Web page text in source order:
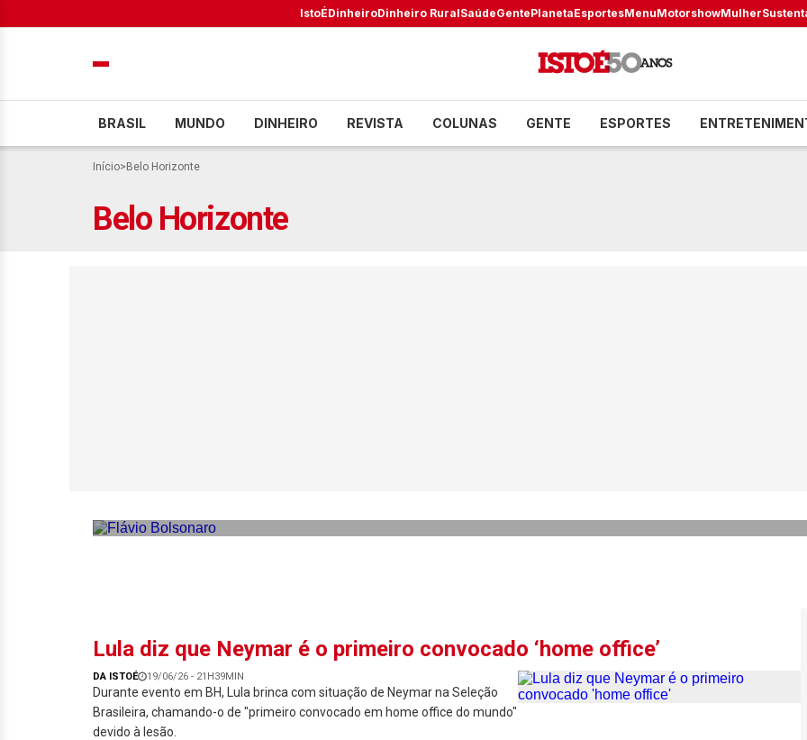
IstoÉDinheiroDinheiro RuralSaúdeGentePlanetaEsportesMenuMotorshowMulher
BRASIL MUNDO DINHEIRO REVISTA COLUNAS GENTE ESPORTES
Início> Belo Horizonte
Belo Horizonte
Lula diz que Neymar é o primeiro convocado ‘home office’
DA ISTOÉ 19/06/26 - 21H39MIN
Durante evento em BH, Lula brinca com situação de Neymar na Seleção
Brasileira, chamando-o de "primeiro convocado em home office do mundo"
devido à lesão.